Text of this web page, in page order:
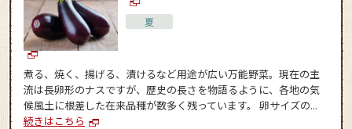
夏
煮る、焼く、揚げる、漬けるなど用途が広い万能野菜。現在の主
流は長卵形のナスですが、歴史の長さを物語るように、各地の気
候風土に根差した在来品種が数多く残っています。 卵サイズの...
続きはこちら